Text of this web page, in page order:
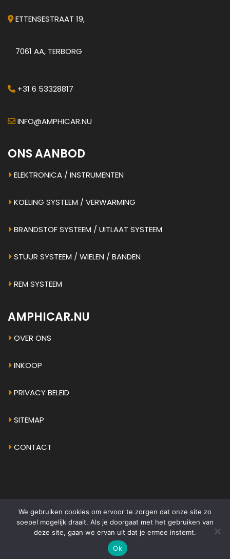
ETTENSESTRAAT 19,
7061 AA, TERBORG
+31 6 53328817
INFO@AMPHICAR.NU
ONS AANBOD
ELEKTRONICA / INSTRUMENTEN
KOELING SYSTEEM / VERWARMING
BRANDSTOF SYSTEEM / UITLAAT SYSTEEM
STUUR SYSTEEM / WIELEN / BANDEN
REM SYSTEEM
AMPHICAR.NU
OVER ONS
INKOOP
PRIVACY BELEID
SITEMAP
CONTACT
© 2026 - AMPHICAR.EU• ALGEMENE VOORWAARDEN
We gebruiken cookies om ervoor te zorgen dat onze site zo
soepel mogelijk draait. Als je doorgaat met het gebruiken van
deze site, gaan we ervan uit dat je ermee instemt.
Ok